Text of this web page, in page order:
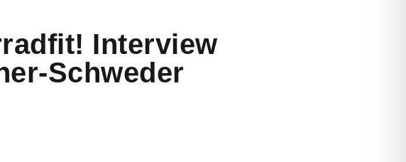
Interview
Schweder